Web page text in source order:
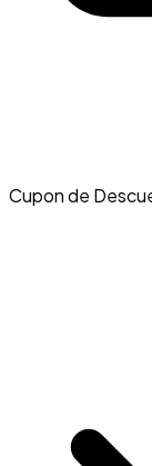
Cupon de